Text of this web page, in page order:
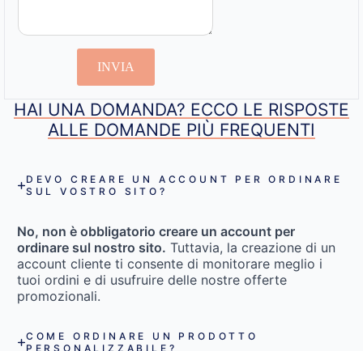
INVIA
HAI UNA DOMANDA? ECCO LE RISPOSTE
ALLE DOMANDE PIÙ FREQUENTI
DEVO CREARE UN ACCOUNT PER ORDINARE
SUL VOSTRO SITO?
No, non è obbligatorio creare un account per
ordinare sul nostro sito. Tuttavia, la creazione di un
account cliente ti consente di monitorare meglio i
tuoi ordini e di usufruire delle nostre offerte
promozionali.
COME ORDINARE UN PRODOTTO
PERSONALIZZABILE?